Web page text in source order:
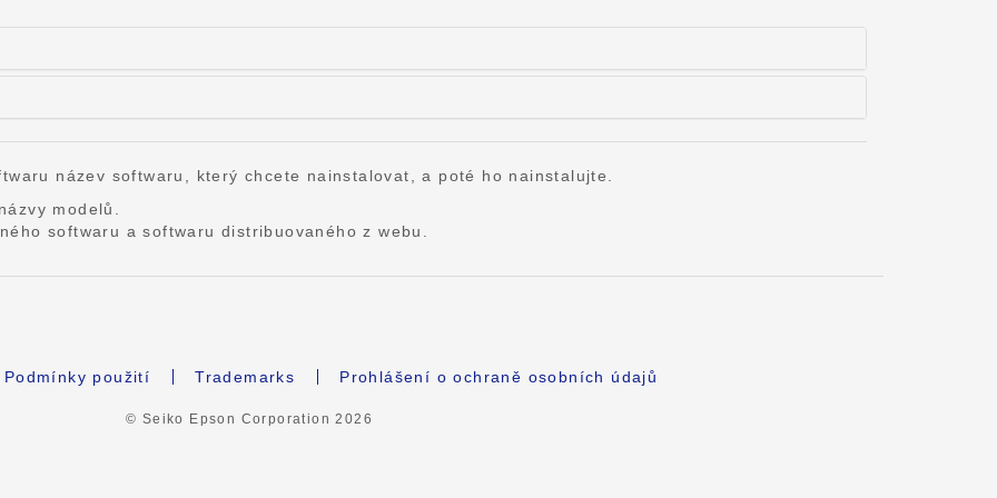
název softwaru, který chcete nainstalovat, a poté ho nainstalujte.
modelů.
softwaru a softwaru distribuovaného z webu.
Podmínky použití Trademarks Prohlášení o ochraně osobních údajů
© Seiko Epson Corporation2026